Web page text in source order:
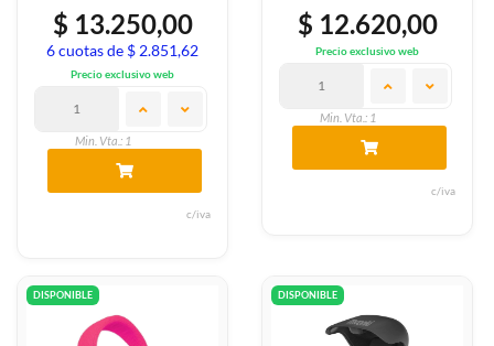
$ 13.250,00
6 cuotas de $ 2.851,62
Precio exclusivo web
Min. Vta.: 1
c/iva
$ 12.620,00
Precio exclusivo web
Min. Vta.: 1
c/iva
DISPONIBLE DISPONIBLE